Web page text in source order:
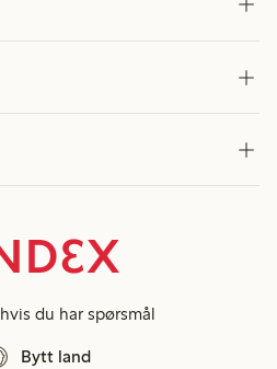
hvis du har spørsmål
Bytt land